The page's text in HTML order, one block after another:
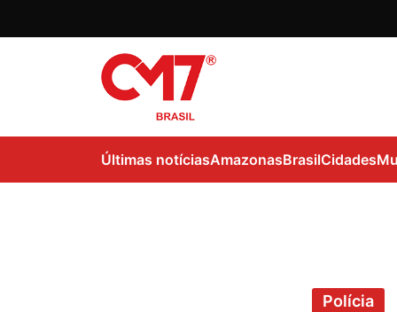
Últimas notíciasAmazonasBrasilCidades
Polícia